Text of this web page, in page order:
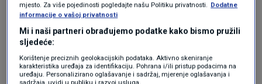
Prema tajnom dokumentu, tada bi moglo doći
do eskalacije. U listopadu bi Rusija premjestila
trupe i rakete srednjeg dometa u Kalinjingrad i
mjesto. Za više pojedinosti pogledajte našu Politiku privatnosti. Dodatne
informacije o vašoj privatnosti
Mi i naši partneri obrađujemo podatke kako bismo pružili
sljedeće:
Korištenje preciznih geolokacijskih podataka. Aktivno skeniranje
karakteristika uređaja za identifikaciju. Pohrana i/ili pristup podacima na
uređaju. Personalizirano oglašavanje i sadržaj, mjerenje oglašavanja i